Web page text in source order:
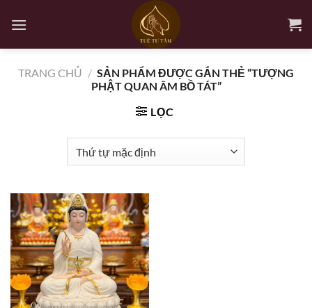
qua
TRANG CHỦ / SẢN PHẨM ĐƯỢC GẮN THẺ “TƯỢNG
PHẬT QUAN ÂM BỒ TÁT”
LỌC